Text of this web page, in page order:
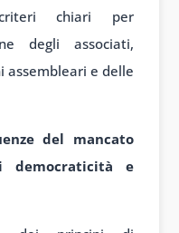
chiari per
degli associati,
assembleari e delle
del mancato
e